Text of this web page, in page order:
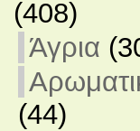
(408)
Άγρια
(44)